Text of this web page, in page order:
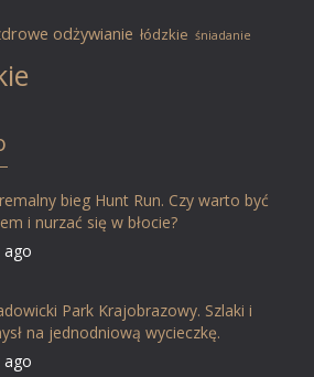
odżywianie łódzkie śniadanie
bieg Hunt Run. Czy warto być
i nurzać się w błocie?
ago
Park Krajobrazowy. Szlaki i
na jednodniową wycieczkę.
ago